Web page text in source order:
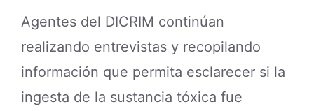
Agentes del DICRIM continúan
realizando entrevistas y recopilando
información que permita esclarecer si la
ingesta de la sustancia tóxica fue